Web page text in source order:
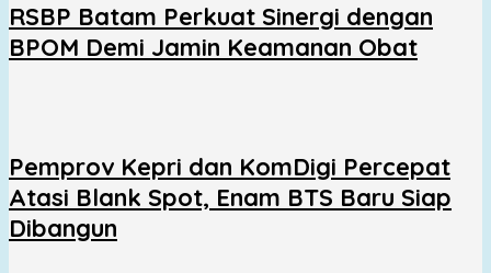
RSBP Batam Perkuat Sinergi dengan
BPOM Demi Jamin Keamanan Obat
Pemprov Kepri dan KomDigi Percepat
Atasi Blank Spot, Enam BTS Baru Siap
Dibangun